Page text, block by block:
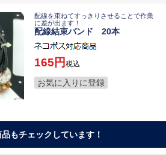
配線を束ねてすっきりさせることで作業
に差が出ます！
配線結束バンド 20本
165 税込
お気に入りに登録
もチェックしています！